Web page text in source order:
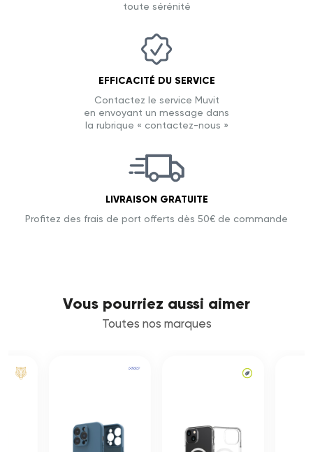
toute sérénité
EFFICACITÉ DU SERVICE
Contactez le service Muvit
en envoyant un message dans
la rubrique « contactez-nous »
LIVRAISON GRATUITE
Profitez des frais de port offerts dès 50€ de commande
Vous pourriez aussi aimer
Toutes nos marques